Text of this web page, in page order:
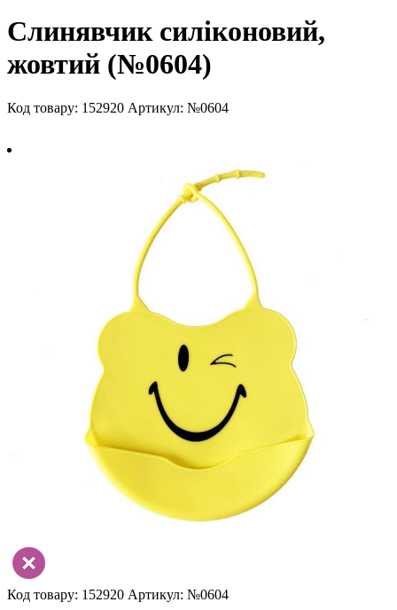
Слинявчик силіконовий,
жовтий (№0604)
Код товару: 152920 Артикул: №0604
Код товару: 152920 Артикул: №0604